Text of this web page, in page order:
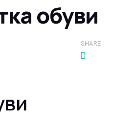
обуви
SHARE